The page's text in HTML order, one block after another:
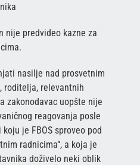
nije predvideo kazne za
nasilje nad prosvetnim
roditelja, relevantnih
zakonodavac uopšte nije
reagovanja posle
je FBOS sproveo pod
radnicima“, a koja je
doživelo neki oblik